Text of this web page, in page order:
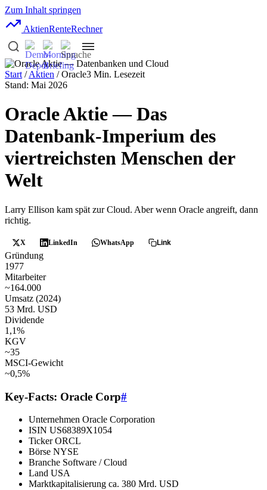
Zum Inhalt springen
AktienRenteRechner
Start /Aktien / Oracle3 Min. Lesezeit
Stand: Mai 2026
Oracle Aktie — Das
Datenbank-Imperium des
viertreichsten Menschen der
Welt
Larry Ellison kam spät zur Cloud. Aber wenn Oracle angreift, dann
richtig.
X LinkedIn WhatsApp Link
Gründung
1977
Mitarbeiter
~164.000
Umsatz (2024)
53 Mrd. USD
Dividende
1,1%
KGV
~35
MSCI-Gewicht
~0,5%
Key-Facts: Oracle Corp#
Unternehmen Oracle Corporation
ISIN US68389X1054
TickerORCL
Börse NYSE
Branche Software / Cloud
Land USA
Marktkapitalisierung ca. 380 Mrd. USD